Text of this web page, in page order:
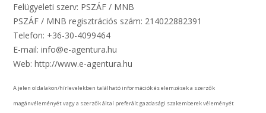
Felügyeleti szerv: PSZÁF / MNB
PSZÁF / MNB regisztrációs szám: 214022882391
Telefon: +36-30-4099464
E-mail: info@e-agentura.hu
Web: http://www.e-agentura.hu
A jelen oldalakon/hírlevelekben található információk és elemzések a szerzők
magánvéleményét vagy a szerzők által preferált gazdasági szakemberek véleményét